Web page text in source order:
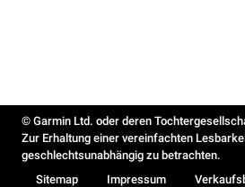
© Garmin Ltd. oder deren
Zur Erhaltung einer vereinfachten
geschlechtsunabhängig zu betrachten.
Sitemap
Impressum